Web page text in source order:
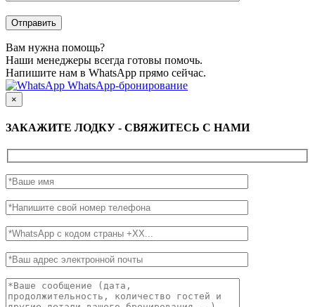
Вам нужна помощь?
Наши менеджеры всегда готовы помочь.
Напишите нам в WhatsApp прямо сейчас.
WhatsApp-бронирование
×
ЗАКАЖИТЕ ЛОДКУ - СВЯЖИТЕСЬ С НАМИ